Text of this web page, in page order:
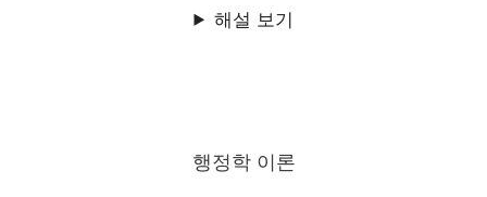
해설 보기
행정학 이론